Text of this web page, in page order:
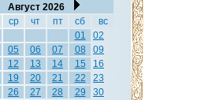
Август 2026
ср чт пт сб
вс
01
02
05 06 07 08
09
12 13 14 15
16
19 20 21 22
23
26 27 28 29
30